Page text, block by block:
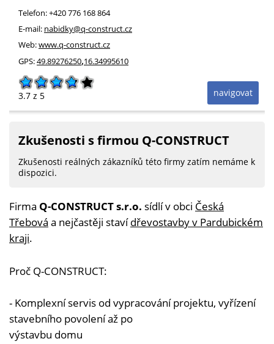
Telefon:+420 776 168 864
E-mail: nabidky@q-construct.cz
Web:www.q-construct.cz
GPS:49.89276250,16.34995610
navigovat
3.7 z 5
Zkušenosti s firmou Q-CONSTRUCT
Zkušenosti reálných zákazníků této firmy zatím nemáme k
dispozici.
Firma Q-CONSTRUCT s.r.o. sídlí v obci Česká
Třebová a nejčastěji stavídřevostavby v Pardubickém
kraji.
Proč Q-CONSTRUCT:
- Komplexní servis od vypracování projektu, vyřízení
stavebního povolení až po
výstavbu domu